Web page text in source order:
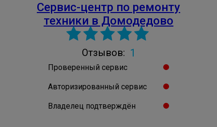
Сервис-центр по ремонту
техники в Домодедово
Отзывов: 1
Проверенный сервис
Авторизированный сервис
Владелец подтверждён